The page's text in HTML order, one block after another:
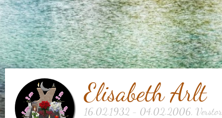
Elisabeth Arlt
16.02.1932 - 04.02.2006,